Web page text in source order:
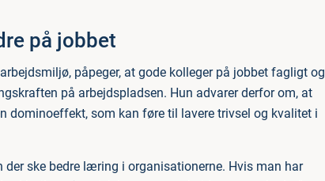
på jobbet
påpeger, at gode kolleger på jobbet fagligt og
på arbejdspladsen. Hun advarer derfor om, at
dominoeffekt, som kan føre til lavere trivsel og kvalitet i
der ske bedre læring i organisationerne. Hvis man har